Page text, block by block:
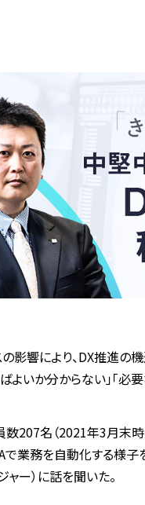
影響により、DX推進の
よいか分からない」「
207名（2021年3月末
で業務を自動化する様
ー）に話を聞いた。